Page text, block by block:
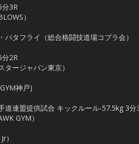
3R
）
バタフライ（総合格闘技道場コブラ会）
2R
タージャパン東京）
神戸)
連盟提供試合 キックルール-57.5kg 3分
GYM）
）